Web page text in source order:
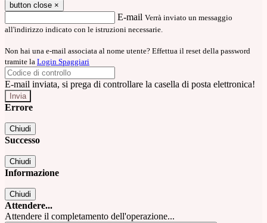
button close ×
E-mail Verrà inviato un messaggio
all'indirizzo indicato con le istruzioni necessarie.
Non hai una e-mail associata al nome utente? Effettua il reset della password
tramite la Login Spaggiari
E-mail inviata, si prega di controllare la casella di posta elettronica!
Errore
Chiudi
Successo
Chiudi
Informazione
Chiudi
Attendere...
Attendere il completamento dell'operazione...